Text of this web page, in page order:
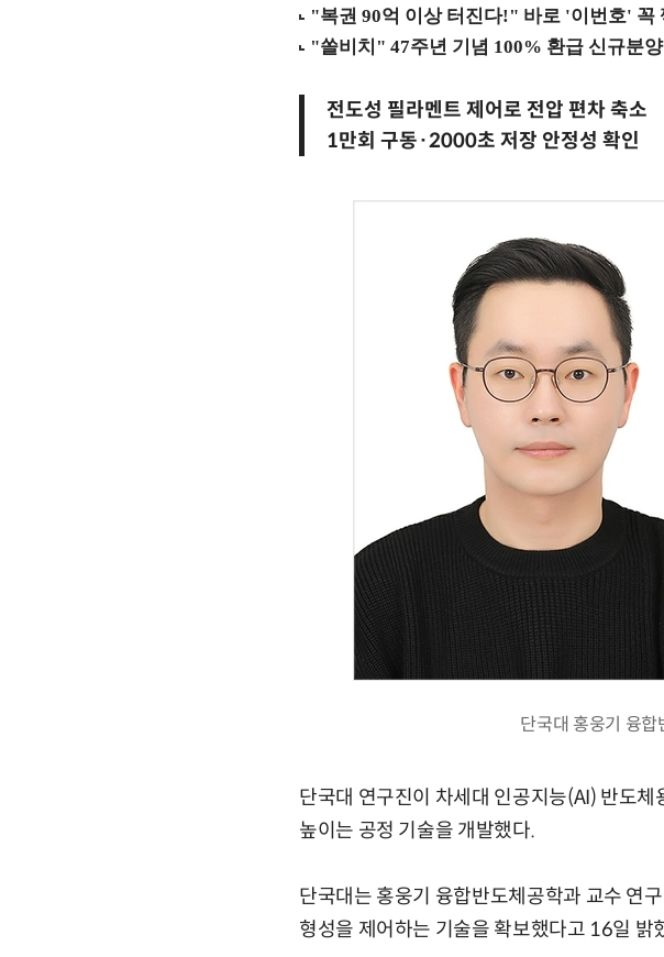
전도성 필라멘트 제어로 전압 편차 축소
1만회 구동·2000초 저장 안정성 확인
단국대 홍웅기 융합
단국대 연구진이 차세대 인공지능(AI) 반도
높이는 공정 기술을 개발했다.
단국대는 홍웅기 융합반도체공학과 교수 연
형성을 제어하는 기술을 확보했다고 16일 밝